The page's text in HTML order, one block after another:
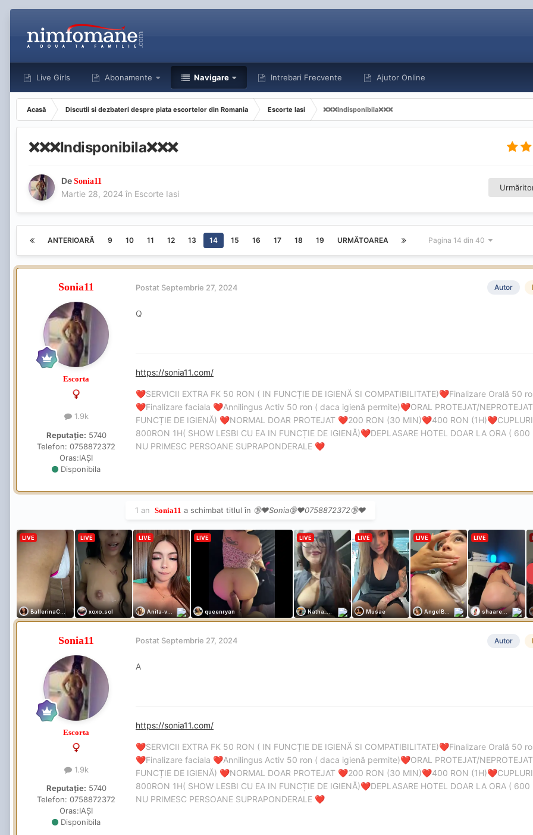
Live Girls Abonamente Navigare Intrebari Frecvente Ajutor Online
Acasă Discutii si dezbateri despre piata escortelor din Romania Escorte Iasi ❌️❌️❌️Indisponibila❌️❌️❌️
❌️❌️❌️Indisponibila❌️❌️❌️
De Sonia11
Martie 28, 2024 în Escorte Iasi
ANTERIOARĂ 9 10 11 12 13 14 15 16 17 18 19 URMĂTOAREA Pagina 14 din 40
Sonia11
Escorta
1.9k
Reputație: 5740
Telefon: 0758872372
Oras:IAȘI
Disponibila
Autor
Postat Septembrie 27, 2024
Q
https://sonia11.com/
❤️SERVICII EXTRA FK 50 RON ( IN FUNCȚIE DE IGIENĂ SI COMPATIBILITATE)❤️Finalizare Orală 50
❤️Finalizare faciala ❤️Annilingus Activ 50 ron ( daca igienă permite)❤️ORAL PROTEJAT/
FUNCȚIE DE IGIENĂ) ❤️NORMAL DOAR PROTEJAT ❤️200 RON (30 MIN)❤️400 RON (1H)❤️
800RON 1H( SHOW LESBI CU EA IN FUNCȚIE DE IGIENĂ)❤️DEPLASARE HOTEL DOAR LA ORA (
NU PRIMESC PERSOANE SUPRAPONDERALE ❤️
1 an Sonia11 a schimbat titlul în 🔞❤️Sonia🔞❤️0758872372🔞❤️
Sonia11
Escorta
1.9k
Reputație: 5740
Telefon: 0758872372
Oras:IAȘI
Disponibila
Autor
Postat Septembrie 27, 2024
A
https://sonia11.com/
❤️SERVICII EXTRA FK 50 RON ( IN FUNCȚIE DE IGIENĂ SI COMPATIBILITATE)❤️Finalizare Orală 50
❤️Finalizare faciala ❤️Annilingus Activ 50 ron ( daca igienă permite)❤️ORAL PROTEJAT/
FUNCȚIE DE IGIENĂ) ❤️NORMAL DOAR PROTEJAT ❤️200 RON (30 MIN)❤️400 RON (1H)❤️
800RON 1H( SHOW LESBI CU EA IN FUNCȚIE DE IGIENĂ)❤️DEPLASARE HOTEL DOAR LA ORA (
NU PRIMESC PERSOANE SUPRAPONDERALE ❤️